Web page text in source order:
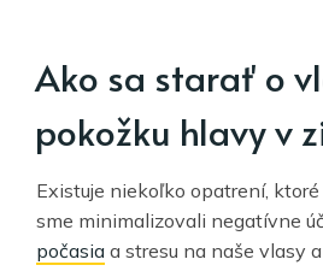
Ako sa starať o
pokožku hlavy v
Existuje niekoľko opatrení,
sme minimalizovali negatívne
počasia a stresu na naše vlasy